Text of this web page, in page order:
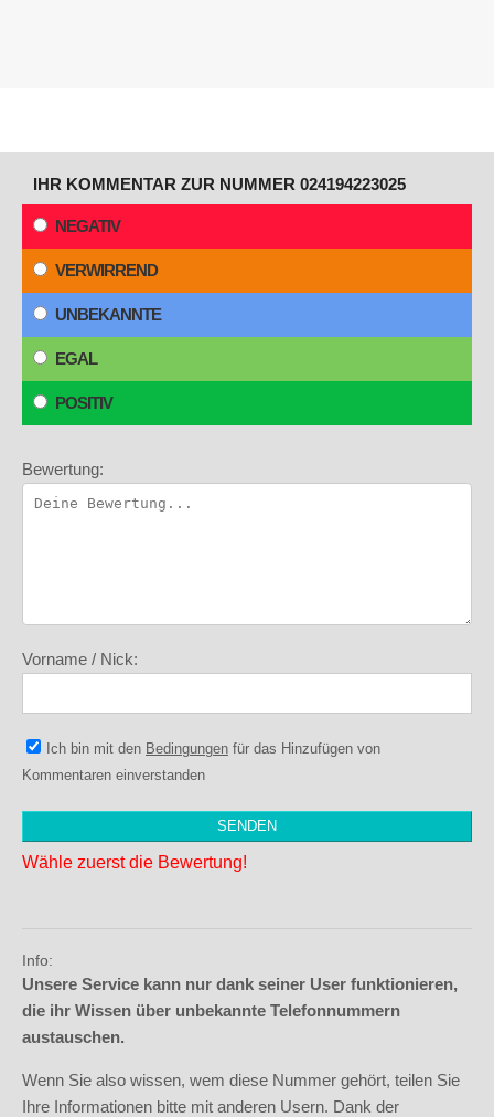
IHR KOMMENTAR ZUR NUMMER 024194223025
NEGATIV
VERWIRREND
UNBEKANNTE
EGAL
POSITIV
Bewertung:
Vorname / Nick:
Ich bin mit den Bedingungen für das Hinzufügen von
Kommentaren einverstanden
Wähle zuerst die Bewertung!
Info:
Unsere Service kann nur dank seiner User funktionieren,
die ihr Wissen über unbekannte Telefonnummern
austauschen.
Wenn Sie also wissen, wem diese Nummer gehört, teilen Sie
Ihre Informationen bitte mit anderen Usern. Dank der